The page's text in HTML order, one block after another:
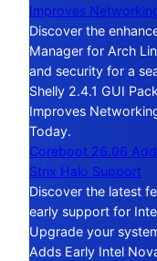
Improves
Discover the
Manager for Arch
and security for a
Shelly 2.4.1 GUI
Improves
Today.
Coreboot 26.06
Strix Halo Support
Discover the latest
early support for
Upgrade your
Adds Early Intel